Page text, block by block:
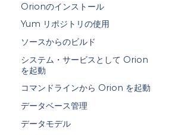
Orionのインストール
Yum リポジトリの使用
ソースからのビルド
システム・サービスとして Orion
を起動
コマンドラインから Orion を起動
データベース管理
データモデル